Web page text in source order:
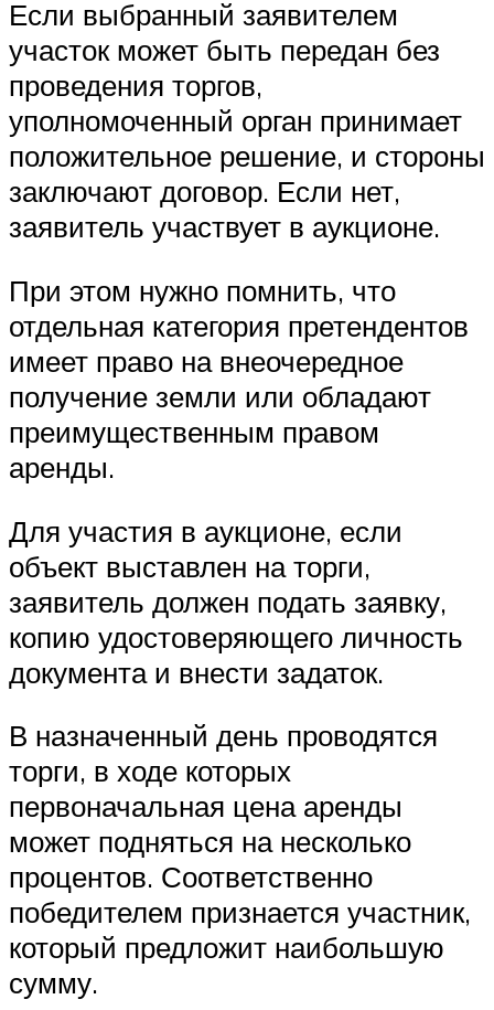
Если выбранный заявителем
участок может быть передан без
проведения торгов,
уполномоченный орган принимает
положительное решение, и стороны
заключают договор. Если нет,
заявитель участвует в аукционе.
При этом нужно помнить, что
отдельная категория претендентов
имеет право на внеочередное
получение земли или обладают
преимущественным правом
аренды.
Для участия в аукционе, если
объект выставлен на торги,
заявитель должен подать заявку,
копию удостоверяющего личность
документа и внести задаток.
В назначенный день проводятся
торги, в ходе которых
первоначальная цена аренды
может подняться на несколько
процентов. Соответственно
победителем признается участник,
который предложит наибольшую
сумму.